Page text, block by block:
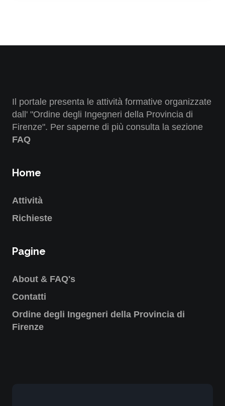
Il portale presenta le attività formative organizzate
dall' "Ordine degli Ingegneri della Provincia di
Firenze". Per saperne di più consulta la sezione
FAQ
Home
Attività
Richieste
Pagine
About & FAQ's
Contatti
Ordine degli Ingegneri della Provincia di
Firenze